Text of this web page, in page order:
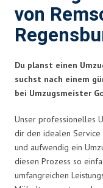
von
Du planst einen
suchst nach einem
bei Umzugsmeister
Unser professionelles
dir den idealen Service
und aufwendig ein
diesen Prozess so
umfangreichen